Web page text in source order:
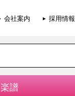
会社案内 採用情報
楽譜